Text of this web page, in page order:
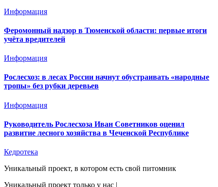
Информация
Феромонный надзор в Тюменской области: первые итоги
учёта вредителей
Информация
Рослесхоз: в лесах России начнут обустраивать «народные
тропы» без рубки деревьев
Информация
Руководитель Рослесхоза Иван Советников оценил
развитие лесного хозяйства в Чеченской Республике
Кедротека
Уникальный проект, в котором есть свой питомник
Уникальный проект только у нас |